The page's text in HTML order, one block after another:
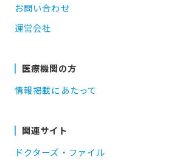
お問い合わせ
運営会社
医療機関の方
情報掲載にあたって
関連サイト
ドクターズ・ファイル